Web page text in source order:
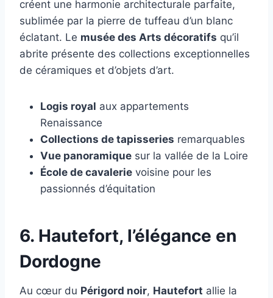
créent une harmonie architecturale parfaite,
sublimée par la pierre de tuffeau d’un blanc
éclatant. Le musée des Arts décoratifs qu’il
abrite présente des collections exceptionnelles
de céramiques et d’objets d’art.
Logis royal aux appartements
Renaissance
Collections de tapisseries remarquables
Vue panoramique sur la vallée de la Loire
École de cavalerie voisine pour les
passionnés d’équitation
6. Hautefort, l’élégance en
Dordogne
Au cœur du Périgord noir, Hautefort allie la